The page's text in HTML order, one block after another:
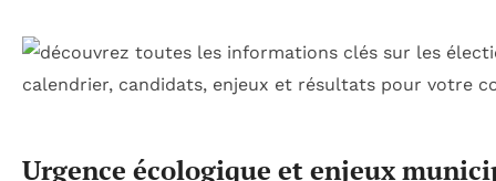
Urgence écologique et enjeux